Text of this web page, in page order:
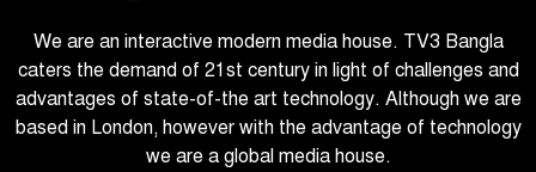
We are an interactive modern media house. TV3 Bangla
caters the demand of 21st century in light of challenges and
advantages of state-of-the art technology. Although we are
based in London, however with the advantage of technology
we are a global media house.